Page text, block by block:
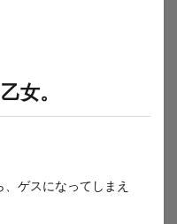
女。
ゲスになってしまえ